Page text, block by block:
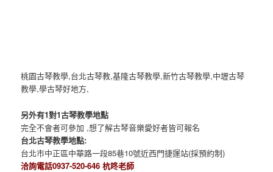
桃園古琴教學,台北古琴教,基隆古琴教學,新竹古琴教學,中壢古琴
教學,學古琴好地方,
另外有1對1古琴教學地點
完全不會者可參加 ,想了解古琴音樂愛好者皆可報名
台北古琴教學地點:
台北市中正區中華路一段85巷10號近西門捷運站(採預約制)
洽詢電話0937-520-646 杭咚老師